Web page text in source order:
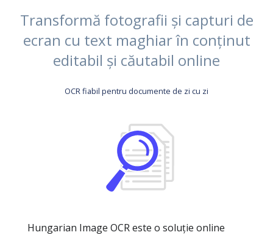
Transformă fotografii și capturi de
ecran cu text maghiar în conținut
editabil și căutabil online
OCR fiabil pentru documente de zi cu zi
Hungarian Image OCR este o soluție online